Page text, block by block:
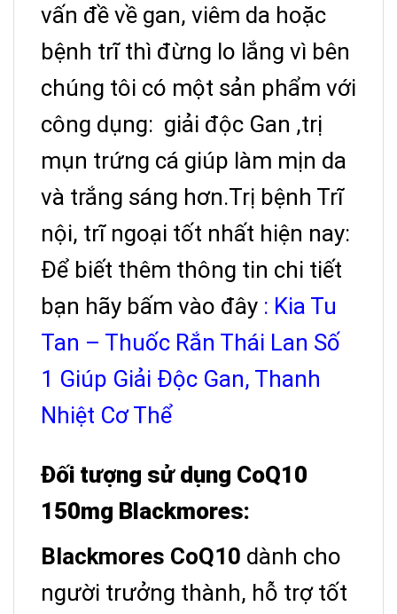
vấn đề về gan, viêm da hoặc
bệnh trĩ thì đừng lo lắng vì bên
chúng tôi có một sản phẩm với
công dụng: giải độc Gan ,trị
mụn trứng cá giúp làm mịn da
và trắng sáng hơn.Trị bệnh Trĩ
nội, trĩ ngoại tốt nhất hiện nay:
Để biết thêm thông tin chi tiết
bạn hãy bấm vào đây : Kia Tu
Tan – Thuốc Rắn Thái Lan Số
1 Giúp Giải Độc Gan, Thanh
Nhiệt Cơ Thể
Đối tượng sử dụng CoQ10
150mg Blackmores:
Blackmores CoQ10 dành cho
người trưởng thành, hỗ trợ tốt